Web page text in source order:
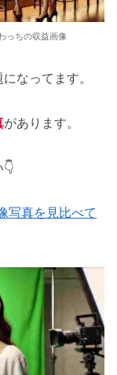
っちの収益画像
なってます。
があります。
写真を見比べて